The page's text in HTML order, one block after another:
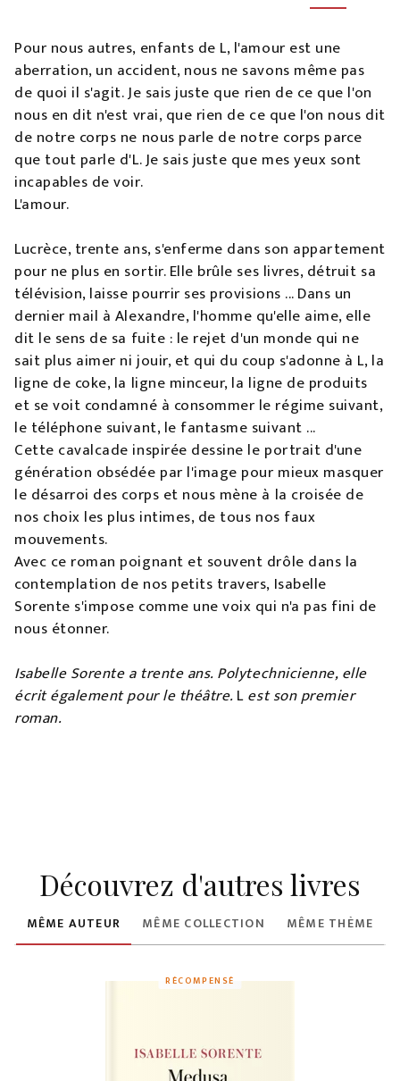
Pour nous autres, enfants de L, l'amour est une
aberration, un accident, nous ne savons même pas
de quoi il s'agit. Je sais juste que rien de ce que l'on
nous en dit n'est vrai, que rien de ce que l'on nous dit
de notre corps ne nous parle de notre corps parce
que tout parle d'L. Je sais juste que mes yeux sont
incapables de voir.
L'amour.
Lucrèce, trente ans, s'enferme dans son appartement
pour ne plus en sortir. Elle brûle ses livres, détruit sa
télévision, laisse pourrir ses provisions ... Dans un
dernier mail à Alexandre, l'homme qu'elle aime, elle
dit le sens de sa fuite : le rejet d'un monde qui ne
sait plus aimer ni jouir, et qui du coup s'adonne à L, la
ligne de coke, la ligne minceur, la ligne de produits
et se voit condamné à consommer le régime suivant,
le téléphone suivant, le fantasme suivant ...
Cette cavalcade inspirée dessine le portrait d'une
génération obsédée par l'image pour mieux masquer
le désarroi des corps et nous mène à la croisée de
nos choix les plus intimes, de tous nos faux
mouvements.
Avec ce roman poignant et souvent drôle dans la
contemplation de nos petits travers, Isabelle
Sorente s'impose comme une voix qui n'a pas fini de
nous étonner.
Isabelle Sorente a trente ans. Polytechnicienne, elle
écrit également pour le théâtre.Lest son premier
roman.
Découvrez d'autres livres
MÊME AUTEUR MÊME COLLECTION MÊME THÈME
RÉCOMPENSÉ